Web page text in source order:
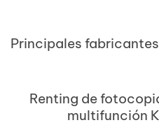
Principales
Renting de
multifunción